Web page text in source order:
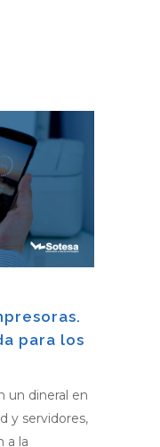
para los
un dineral en
y servidores,
a la